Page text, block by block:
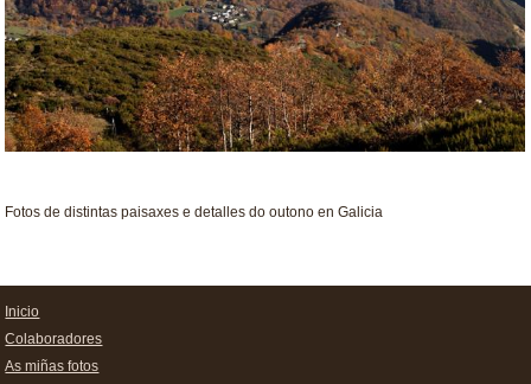
Fotos de distintas paisaxes e detalles do outono en Galicia
Inicio
Colaboradores
As miñas fotos